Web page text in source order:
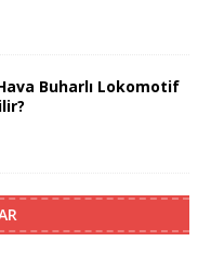
Buharlı Lokomotif